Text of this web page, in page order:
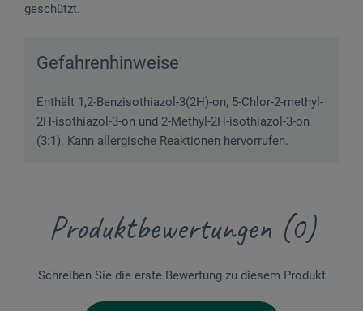
geschützt.
Gefahrenhinweise
Enthält 1,2-Benzisothiazol-3(2H)-on, 5-Chlor-2-methyl-
2H-isothiazol-3-on und 2-Methyl-2H-isothiazol-3-on
(3:1). Kann allergische Reaktionen hervorrufen.
Produktbewertungen (0)
Schreiben Sie die erste Bewertung zu diesem Produkt